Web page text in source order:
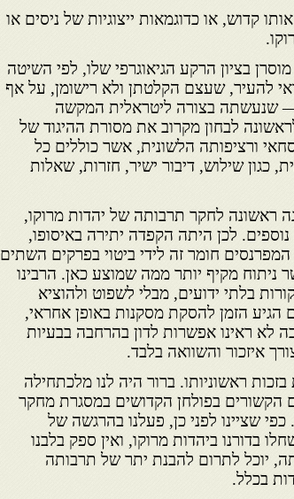
קדוש, או כדוגמאות ייצוגיות של ניסים או
בציון הרקע הגיאוגרפי שלו, לפי השיטה
להעיר, שעצם הקלטתן ולא רישומן, על אף
שנעשתה בצורה ליטראלית המקשה
לבחון מקרוב את מסורת ההיגוד של
ורציפותה הלשונית, אשר כוללים כל
שילוש, דיבור ישיר, חזרות, שאלות
ראשונה לחקר תרבותה של יהדות מרוקו,
לכן היתה הקפדה יתירה באיסופו,
חומר זה לידי ביטוי בפרקים השתים
ניתוח מקיף יותר ממה שמוצע כאן. הרבינו
בלתי ידועים, מבלי לשפוט ולהוציא
הגיע הזמן להסקת מסקנות באופן אחראי,
לא ראינו אפשרות לדון בהרחבה בבעיות
איזכור והשוואה בלבד.
ראשוניותו. ברור היה לנו מלכתחילה
הקשורים בפולחן הקדושים במסגרת מחקר
שציינו לפני כן, פעלנו בהרגשה של
בדורנו ביהדות מרוקו, ואין ספק בלבנו
יוכל לתרום להבנת יתר של תרבותה
בכלל.